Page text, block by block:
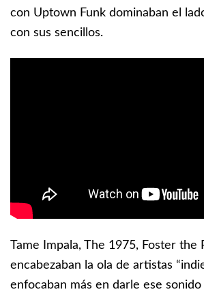
con Uptown Funk dominaban el
con sus sencillos.
Tame Impala, The 1975, Foster the
encabezaban la ola de artistas
enfocaban más en darle ese